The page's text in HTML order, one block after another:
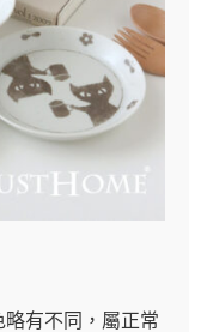
有不同，屬正常